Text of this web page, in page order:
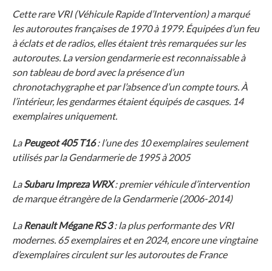
Cette rare VRI (Véhicule Rapide d’Intervention) a marqué
les autoroutes françaises de 1970 à 1979. Équipées d’un feu
à éclats et de radios, elles étaient très remarquées sur les
autoroutes. La version gendarmerie est reconnaissable à
son tableau de bord avec la présence d’un
chronotachygraphe et par l’absence d’un compte tours. À
l’intérieur, les gendarmes étaient équipés de casques. 14
exemplaires uniquement.
LaPeugeot 405 T16: l’une des 10 exemplaires seulement
utilisés par la Gendarmerie de 1995 à 2005
LaSubaruImpreza WRX: premier véhicule d’intervention
de marque étrangère de la Gendarmerie (2006-2014)
LaRenault Mégane RS 3: la plus performante des VRI
modernes. 65 exemplaires et en 2024, encore une vingtaine
d’exemplaires circulent sur les autoroutes de France